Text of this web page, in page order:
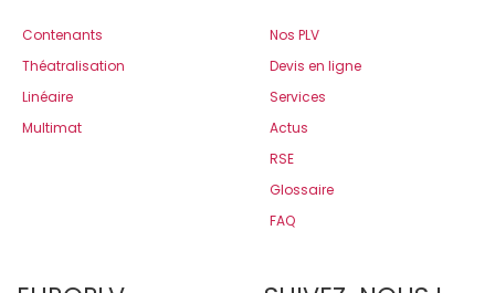
Contenants
Théatralisation
Linéaire
Multimat
Nos PLV
Devis en ligne
Services
Actus
RSE
Glossaire
FAQ